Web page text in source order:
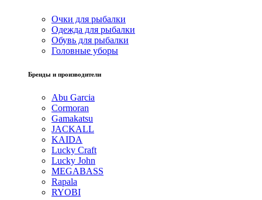
Очки для рыбалки
Одежда для рыбалки
Обувь для рыбалки
Головные уборы
Бренды и производители
Abu Garcia
Cormoran
Gamakatsu
JACKALL
KAIDA
Lucky Craft
Lucky John
MEGABASS
Rapala
RYOBI